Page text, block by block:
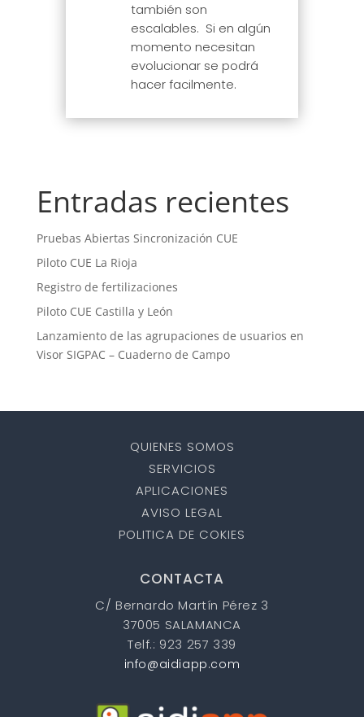
también son
escalables. Si en algún
momento necesitan
evolucionar se podrá
hacer facilmente.
Entradas recientes
Pruebas Abiertas Sincronización CUE
Piloto CUE La Rioja
Registro de fertilizaciones
Piloto CUE Castilla y León
Lanzamiento de las agrupaciones de usuarios en
Visor SIGPAC – Cuaderno de Campo
QUIENES SOMOS
SERVICIOS
APLICACIONES
AVISO LEGAL
POLITICA DE COKIES
CONTACTA
C/ Bernardo Martín Pérez 3
37005 SALAMANCA
Telf.: 923 257 339
info@aidiapp.com